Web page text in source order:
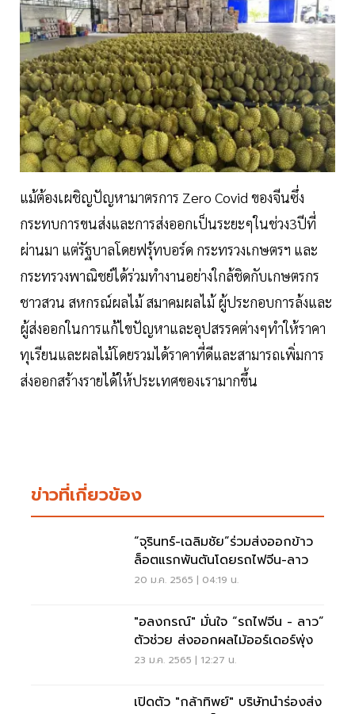
แม้ต้องเผชิญปัญหามาตรการ Zero Covid ของจีนซึ่ง
กระทบการขนส่งและการส่งออกเป็นระยะๆในช่วง3ปีที่
ผ่านมา แต่รัฐบาลโดยฟรุ้ทบอร์ด กระทรวงเกษตรฯ และ
กระทรวงพาณิชย์ได้ร่วมทำงานอย่างใกล้ชิดกับเกษตรกร
ชาวสวน สหกรณ์ผลไม้ สมาคมผลไม้ ผู้ประกอบการล้งและ
ผู้ส่งออกในการแก้ไขปัญหาและอุปสรรคต่างๆทำให้ราคา
ทุเรียนและผลไม้โดยรวมได้ราคาที่ดีและสามารถเพิ่มการ
ส่งออกสร้างรายได้ให้ประเทศของเรามากขึ้น
ข่าวที่เกี่ยวข้อง
“จุรินทร์-เฉลิมชัย”ร่วมส่งออกข้าว
ล็อตแรกพันตันโดยรถไฟจีน-ลาว
20 ม.ค. 2565 | 04:19 น.
"อลงกรณ์" มั่นใจ “รถไฟจีน - ลาว”
ตัวช่วย ส่งออกผลไม้ออร์เดอร์พุ่ง
23 ม.ค. 2565 | 12:27 น.
เปิดตัว "กล้าทิพย์" บริษัทนำร่องส่ง